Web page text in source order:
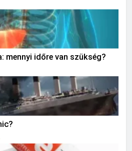
mennyi időre van szükség?